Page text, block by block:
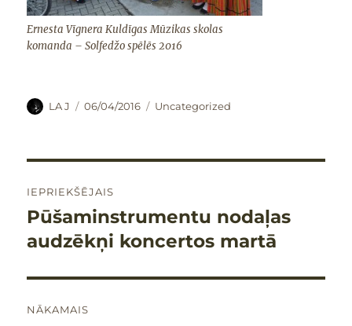
Ernesta Vīgnera Kuldīgas Mūzikas skolas
komanda – Solfedžo spēlēs 2016
Autors
LA J Publicēts
06/04/2016 Kategorijas
Uncategorized
izvēlne
IEPRIEKŠĒJAIS
Iepriekšējais
raksts:
Pūšaminstrumentu nodaļas
audzēkņi koncertos martā
NĀKAMAIS